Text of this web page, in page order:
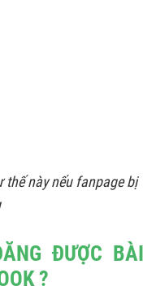
này nếu fanpage bị
ĐƯỢC BÀI
?